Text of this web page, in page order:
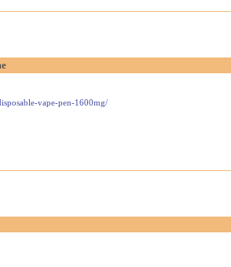
vape-pen-1600mg/